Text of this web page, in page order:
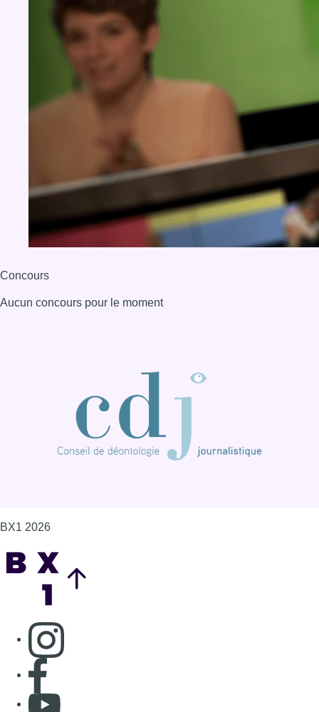
Concours
Aucun concours pour le moment
BX1 2026
Consulter page Instagram
Consulter page Facebook
Consulter Youtube